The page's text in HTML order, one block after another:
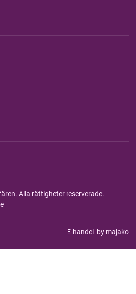
Alla rättigheter reserverade.
E-handel by majako